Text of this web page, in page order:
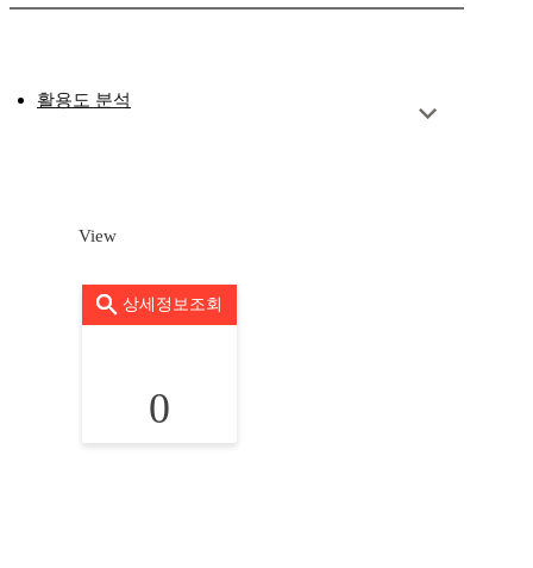
활용도 분석
View
상세정보조회
0